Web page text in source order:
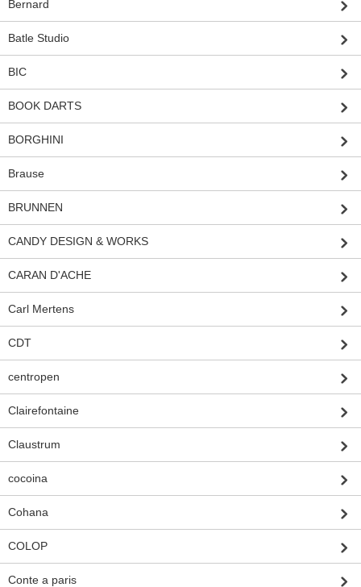
Bernard
Batle Studio
BIC
BOOK DARTS
BORGHINI
Brause
BRUNNEN
CANDY DESIGN & WORKS
CARAN D'ACHE
Carl Mertens
CDT
centropen
Clairefontaine
Claustrum
cocoina
Cohana
COLOP
Conte a paris